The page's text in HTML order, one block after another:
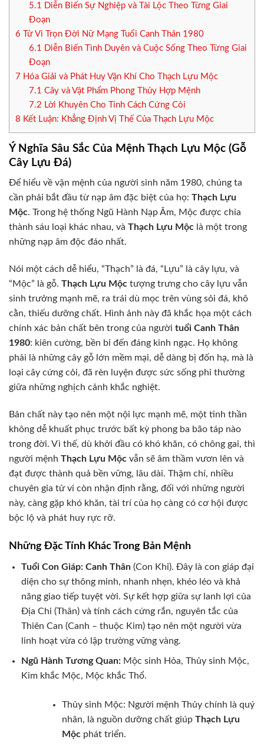
5.1
Diễn Biến Sự Nghiệp và Tài Lộc Theo Từng Giai
Đoạn
6 Tử Vi Trọn Đời Nữ Mạng Tuổi Canh Thân 1980
6.1
Diễn Biến Tình Duyên và Cuộc Sống Theo Từng Giai
Đoạn
7 Hóa Giải và Phát Huy Vận Khí Cho Thạch Lựu Mộc
7.1 Cây và Vật Phẩm Phong Thủy Hợp Mệnh
7.2 Lời Khuyên Cho Tính Cách Cứng Cỏi
8 Kết Luận: Khẳng Định Vị Thế Của Thạch Lựu Mộc
Ý Nghĩa Sâu Sắc Của Mệnh Thạch Lựu Mộc (Gỗ
Cây Lựu Đá)
Để hiểu về vận mệnh của người sinh năm 1980, chúng ta
cần phải bắt đầu từ nạp âm đặc biệt của họ: Thạch Lựu
Mộc. Trong hệ thống Ngũ Hành Nạp Âm, Mộc được chia
thành sáu loại khác nhau, và Thạch Lựu Mộc là một trong
những nạp âm độc đáo nhất.
Nói một cách dễ hiểu, “Thạch” là đá, “Lựu” là cây lựu, và
“Mộc” là gỗ. Thạch Lựu Mộc tượng trưng cho cây lựu vẫn
sinh trưởng mạnh mẽ, ra trái dù mọc trên vùng sỏi đá, khô
cằn, thiếu dưỡng chất. Hình ảnh này đã khắc họa một cách
chính xác bản chất bên trong của người tuổi Canh Thân
1980: kiên cường, bền bỉ đến đáng kinh ngạc. Họ không
phải là những cây gỗ lớn mềm mại, dễ dàng bị đốn hạ, mà là
loại cây cứng cỏi, đã rèn luyện được sức sống phi thường
giữa những nghịch cảnh khắc nghiệt.
Bản chất này tạo nên một nội lực mạnh mẽ, một tinh thần
không dễ khuất phục trước bất kỳ phong ba bão táp nào
trong đời. Vì thế, dù khởi đầu có khó khăn, có chông gai, thì
người mệnh Thạch Lựu Mộc vẫn sẽ âm thầm vươn lên và
đạt được thành quả bền vững, lâu dài. Thậm chí, nhiều
chuyên gia tử vi còn nhận định rằng, đối với những người
này, càng gặp khó khăn, tài trí của họ càng có cơ hội được
bộc lộ và phát huy rực rỡ.
Những Đặc Tính Khác Trong Bản Mệnh
Tuổi Con Giáp: Canh Thân(Con Khỉ). Đây là con giáp đại
diện cho sự thông minh, nhanh nhẹn, khéo léo và khả
năng giao tiếp tuyệt vời. Sự kết hợp giữa sự lanh lợi của
Địa Chi (Thân) và tính cách cứng rắn, nguyên tắc của
Thiên Can (Canh – thuộc Kim) tạo nên một người vừa
linh hoạt vừa có lập trường vững vàng.
Ngũ Hành Tương Quan:Mộc sinh Hỏa, Thủy sinh Mộc,
Kim khắc Mộc, Mộc khắc Thổ.
Thủy sinh Mộc: Người mệnh Thủy chính là quý
nhân, là nguồn dưỡng chất giúp Thạch Lựu
Mộcphát triển.